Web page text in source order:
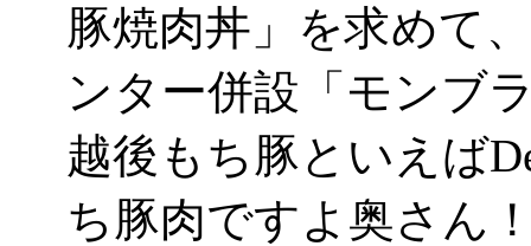
豚焼肉丼」を求めて
ンター併設「モンブ
越後もち豚といえば
ち豚肉ですよ奥さん